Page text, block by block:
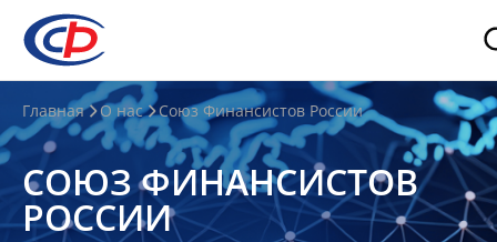
О
нас
О
СФР
Главная О нас Союз Финансистов России
СОЮЗ ФИНАНСИСТОВ
РОССИИ